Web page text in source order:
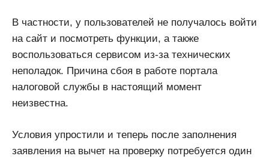
В частности, у пользователей не получалось войти
на сайт и посмотреть функции, а также
воспользоваться сервисом из-за технических
неполадок. Причина сбоя в работе портала
налоговой службы в настоящий момент
неизвестна.
Условия упростили и теперь после заполнения
заявления на вычет на проверку потребуется один